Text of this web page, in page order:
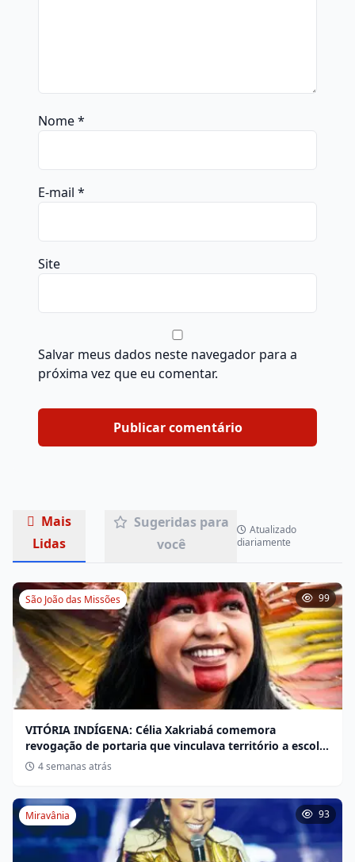
Nome*
E-mail *
Site
Salvar meus dados neste navegador para a
próxima vez que eu comentar.
Mais
Lidas
Sugeridas para
você
Atualizado
diariamente
São João das Missões 99
VITÓRIA INDÍGENA: Célia Xakriabá comemora
revogação de portaria que vinculava território a escola
não indígena
4 semanas atrás
Miravânia 93